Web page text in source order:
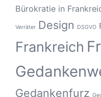
Bürokratie in
Verräter Design DSGVO
Frankreich
Gedankenfurz